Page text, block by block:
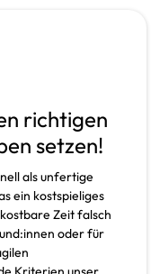
richtigen
setzen!
als unfertige
ein kostspieliges
Zeit falsch
oder für